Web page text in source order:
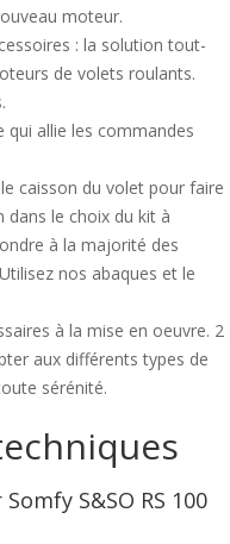
moteur.
: la solution tout-
de volets roulants.
allie les commandes
caisson du volet pour faire
dans le choix du kit à
à la majorité des
nos abaques et le
à la mise en oeuvre. 2
aux différents types de
sérénité.
S&SO RS 100